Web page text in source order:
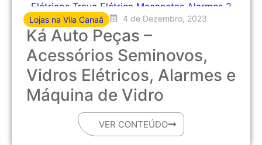
Lojas na Vila Canaã 4 de Dezembro, 2023
Ká Auto Peças –
Acessórios Seminovos,
Vidros Elétricos, Alarmes e
Máquina de Vidro
VER CONTEÚDO